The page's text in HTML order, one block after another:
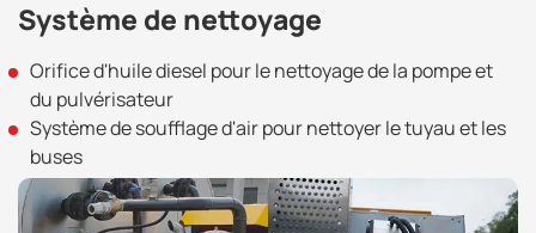
Système de nettoyage
Orifice d'huile diesel pour le nettoyage de la pompe et
du pulvérisateur
Système de soufflage d'air pour nettoyer le tuyau et les
buses